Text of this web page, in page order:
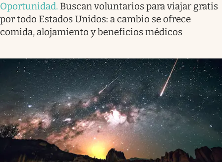
Oportunidad. Buscan voluntarios para viajar gratis
por todo Estados Unidos: a cambio se ofrece
comida, alojamiento y beneficios médicos